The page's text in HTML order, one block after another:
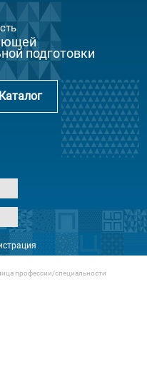
подготовки
Каталог
профессии/специальности